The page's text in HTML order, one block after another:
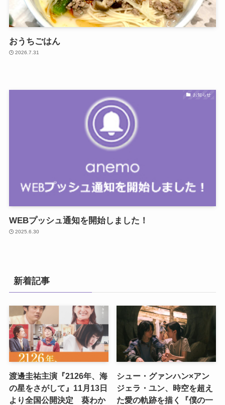
おうちごはん
2026.7.31
お知らせ
WEBプッシュ通知を開始しました！
2025.6.30
新着記事
渡邊圭祐主演『2126年、海
の星をさがして』11月13日
より全国公開決定 葵わか
シュー・グァンハン×アン
ジェラ・ユン、時空を超え
た愛の軌跡を描く『僕の一